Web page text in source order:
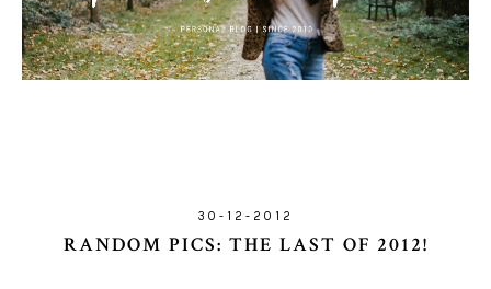
30-12-2012
RANDOM PICS: THE LAST OF 2012!